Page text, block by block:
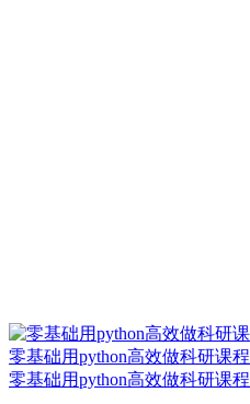
零基础用python高效做科研课程
零基础用python高效做科研课程